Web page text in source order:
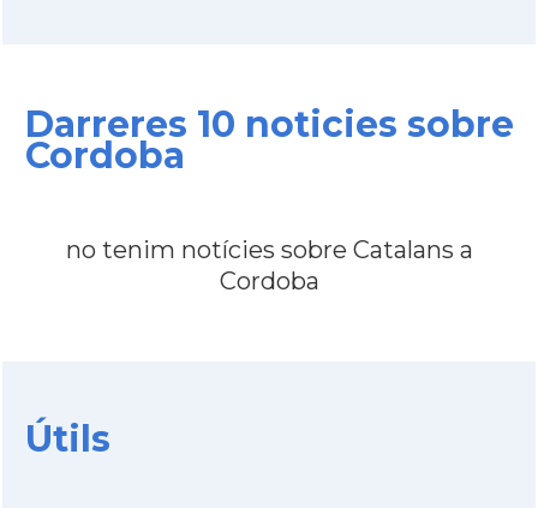
Casal Casal de Catalunya de Paraná
Casal dels Països Catalans de La
Casal
Darreres 10 noticies sobre
Cordoba
no tenim notícies sobre Catalans a
Cordoba
Útils